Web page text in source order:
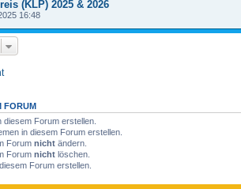
(KLP) 2025 & 2026
16:48
FORUM
diesem Forum erstellen.
in diesem Forum erstellen.
Forum nicht ändern.
Forum nicht löschen.
Forum erstellen.